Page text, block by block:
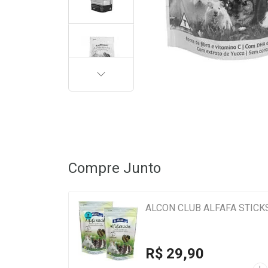
PRÓXIMA
Compre Junto
ALCON CLUB ALFAFA
R$ 29,90